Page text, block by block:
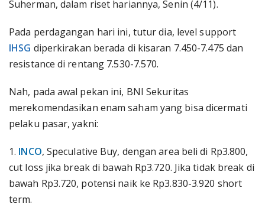
Suherman, dalam riset hariannya, Senin (4/11).
Pada perdagangan hari ini, tutur dia, level support
IHSG diperkirakan berada di kisaran 7.450-7.475 dan
resistance di rentang 7.530-7.570.
Nah, pada awal pekan ini, BNI Sekuritas
merekomendasikan enam saham yang bisa dicermati
pelaku pasar, yakni:
1. INCO, Speculative Buy, dengan area beli di Rp3.800,
cut loss jika break di bawah Rp3.720. Jika tidak break di
bawah Rp3.720, potensi naik ke Rp3.830-3.920 short
term.